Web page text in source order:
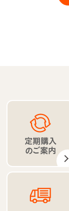
定期購入
のご案内